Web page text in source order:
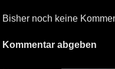
Bisher noch keine
Kommentar abgeben